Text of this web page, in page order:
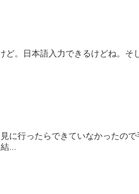
。日本語入力できるけどね。そ
に行ったらできていなかったので
...